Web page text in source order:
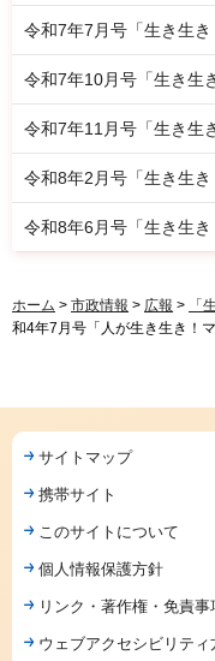
令和7年7月号「生き生き
令和7年10月号「生き生
令和7年11月号「生き生
令和8年2月号「生き生き
令和8年6月号「生き生き
ホーム > 市政情報 > 広報 > 「
和4年7月号「人が生き生き！マ
サイトマップ
携帯サイト
このサイトについて
個人情報保護方針
リンク・著作権・免責事
ウェブアクセシビリティ